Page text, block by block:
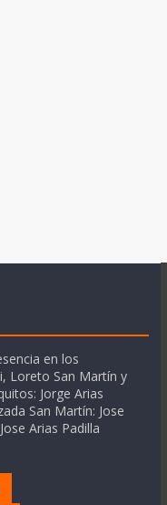
en los
Loreto San Martín y
Jorge Arias
San Martín: Jose
Arias Padilla